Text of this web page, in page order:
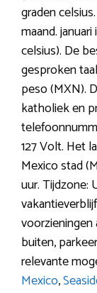
graden
maand.
celsius). De
gesproken
peso (MXN).
katholiek en
127 Volt. Het
Mexico stad
uur. Tijdzone:
voorzieningen
buiten,
relevante
Mexico,